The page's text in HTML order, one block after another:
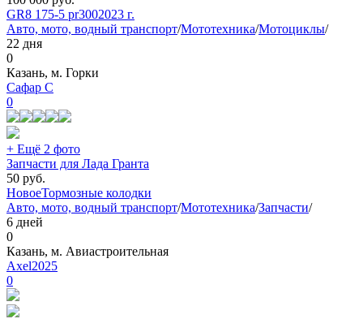
GR8 175-5 pr3002023 г.
Авто, мото, водный транспорт/Мототехника/Мотоциклы/
22 дня
0
Казань, м. Горки
Сафар С
0
+ Ещё 2 фото
Запчасти для Лада Гранта
50 руб.
НовоеТормозные колодки
Авто, мото, водный транспорт/Мототехника/Запчасти/
6 дней
0
Казань, м. Авиастроительная
Axel2025
0